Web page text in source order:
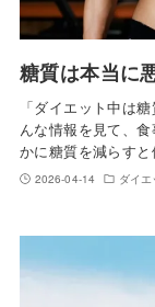
糖質は本当に
「ダイエット中は
んな情報を見て、
かに糖質を減らす
2026-04-14 ダイエ